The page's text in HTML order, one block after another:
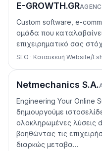
E-GROWTH.GR
Custom software, e-
ομάδα που
επιχειρηματικό σας
SEO · Κατασκευή Website/
Netmechanics S.A.
Engineering Your Online
δημιουργούμε
ολοκληρωμένες λύσεις
βοηθώντας τις
διαρκώς μεταβα…